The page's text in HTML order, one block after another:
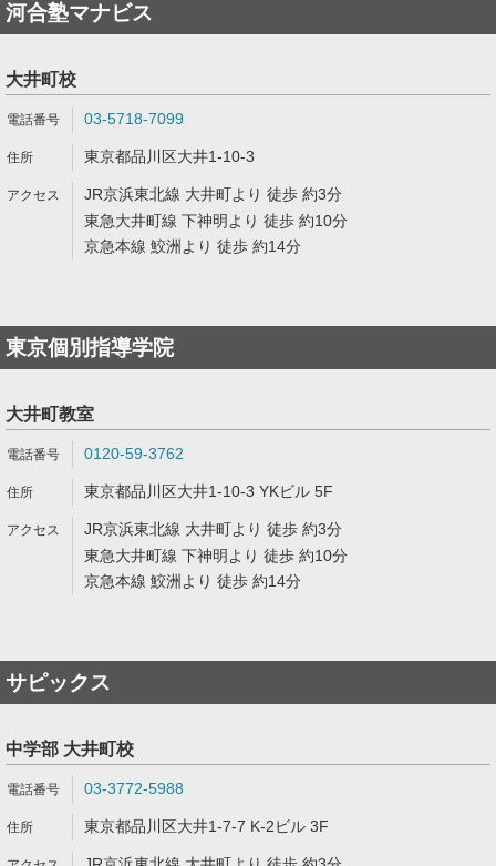
河合塾マナビス
大井町校
03-5718-7099
東京都品川区大井1-10-3
JR京浜東北線 大井町より 徒歩 約3分
東急大井町線 下神明より 徒歩 約10分
京急本線 鮫洲より 徒歩 約14分
東京個別指導学院
大井町教室
0120-59-3762
東京都品川区大井1-10-3 YKビル 5F
JR京浜東北線 大井町より 徒歩 約3分
東急大井町線 下神明より 徒歩 約10分
京急本線 鮫洲より 徒歩 約14分
サピックス
中学部 大井町校
03-3772-5988
東京都品川区大井1-7-7 K-2ビル 3F